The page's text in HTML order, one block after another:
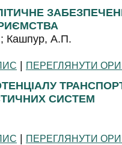
Кашпур, А.П.
| ПЕРЕГЛЯНУТИ
СИСТЕМ
| ПЕРЕГЛЯНУТИ